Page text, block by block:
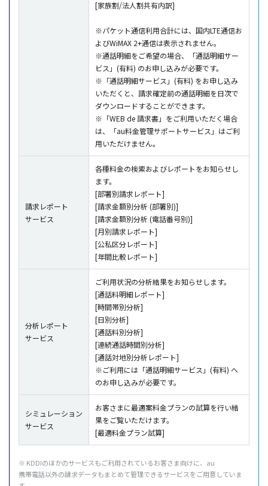
[家族割/法人割共有内訳]
※パケット通信利用合計には、国内LTE通信お
よびWiMAX 2+通信は表示されません。
※通話明細をご希望の場合、「通話明細サー
ビス」(有料) のお申し込みが必要です。
※「通話明細サービス」(有料) をお申し込み
いただくと、請求確定前の通話明細を日次で
ダウンロードすることができます。
※「WEB de 請求書」をご利用いただく場合
は、「au料金管理サポートサービス」はご利
用いただけません。
請求レポート
サービス
各種料金の検索およびレポートをお知らせし
ます。
[部署別請求レポート]
[請求金額別分析 (部署別)]
[請求金額別分析 (電話番号別)]
[月別請求レポート]
[公私区分レポート]
[年間比較レポート]
分析レポート
サービス
ご利用状況の分析結果をお知らせします。
[通話料明細レポート]
[時間帯別分析]
[日別分析]
[通話料別分析]
[連続通話時間別分析]
[通話対地別分析レポート]
※ご利用には「通話明細サービス」(有料) へ
のお申し込みが必要です。
シミュレーション
サービス
お客さまに最適案料金プランの試算を行い結
果をご覧いただけます。
[最適料金プラン試算]
※ KDDIのほかのサービスもご利用されているお客さま向けに、au
携帯電話以外の請求データもまとめて管理できるサービスをご用意 していま